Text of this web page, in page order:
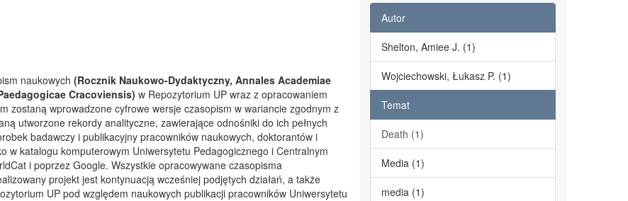
naukowych (Rocznik Naukowo-Dydaktyczny, Annales Academiae
Cracoviensis) w Repozytorium UP wraz z opracowaniem
zostaną wprowadzone cyfrowe wersje czasopism w wariancie zgodnym z
utworzone rekordy analityczne, zawierające odnośniki do ich pełnych
badawczy i publikacyjny pracowników naukowych, doktorantów i
w katalogu komputerowym Uniwersytetu Pedagogicznego i Centralnym
i poprzez Google. Wszystkie opracowywane czasopisma
projekt jest kontynuacją wcześniej podjętych działań, a także
UP pod względem naukowych publikacji pracowników Uniwersytetu
Autor
Shelton, Amiee J. (1)
Wojciechowski, Łukasz P. (1)
Temat
Death (1)
Media (1)
media (1)